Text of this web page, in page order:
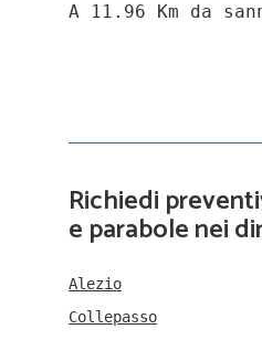
A 11.96 Km da
Richiedi
e parabole nei
Alezio
Collepasso